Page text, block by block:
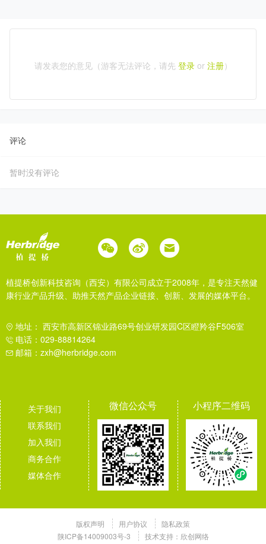
请发表您的意见（游客无法评论，请先 登录or 注册）
评论
暂时没有评论
植提桥创新科技咨询（西安）有限公司成立于2008年，是专注天然健
康行业产品升级、助推天然产品企业链接、创新、发展的媒体平台。
地址： 西安市高新区锦业路69号创业研发园C区瞪羚谷F506室
电话：029-88814264
邮箱：zxh@herbridge.com
关于我们
联系我们
加入我们
商务合作
媒体合作
微信公众号 小程序二维码
版权声明 用户协议
隐私政策
陕ICP备14009003号-3
技术支持： 欣创网络